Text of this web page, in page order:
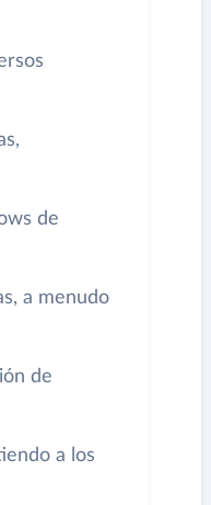
de
a menudo
de
a los